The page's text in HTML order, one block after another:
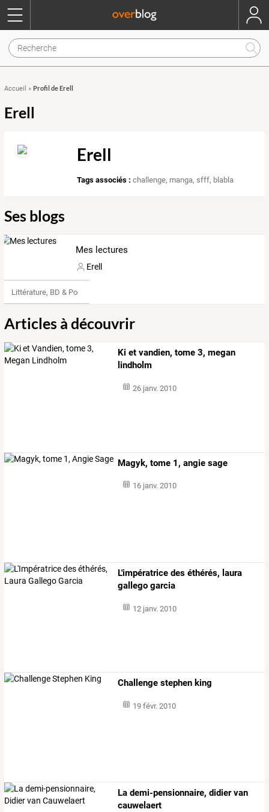
Accueil » Profil de Erell
Erell
Erell
Tags associés : challenge, manga,sfff, blabla
Ses blogs
Mes lectures
Erell
Littérature, BD & Poésie
Articles à découvrir
Ki et vandien, tome 3, megan
lindholm
26 janv. 2010
Magyk, tome 1, angie sage
16 janv. 2010
L'impératrice des éthérés, laura
gallego garcia
12 janv. 2010
Challenge stephen king
19 févr. 2010
La demi-pensionnaire, didier van
cauwelaert